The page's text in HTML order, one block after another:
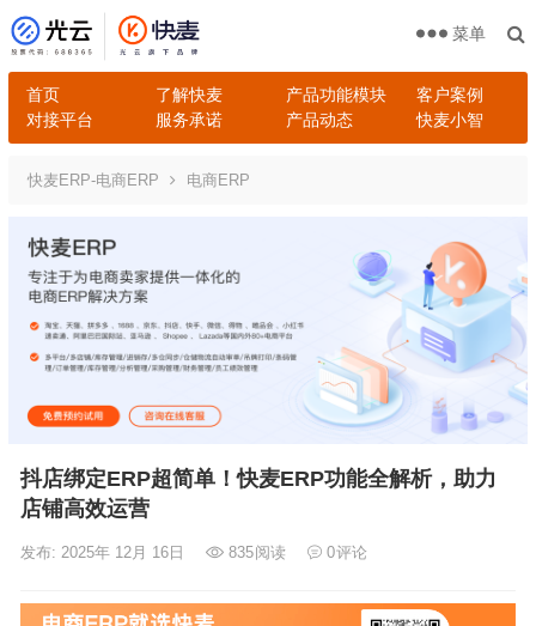
首页 了解快麦 产品功能模块
客户案例
对接平台
服务承诺 产品动态 快麦小智
菜单
快麦ERP-电商ERP 电商ERP
抖店绑定ERP超简单！快麦ERP功能全解析，助力
店铺高效运营
发布: 2025年 12月 16日 835阅读 0评论